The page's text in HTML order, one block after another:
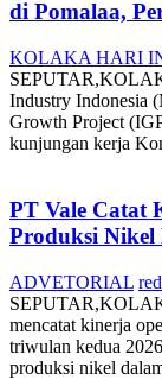
di Pomalaa,
KOLAKA HARI
Industry Indonesia
Growth Project
kunjungan kerja
PT Vale Catat
Produksi Nikel
ADVETORIAL
mencatat kinerja
triwulan kedua
produksi nikel